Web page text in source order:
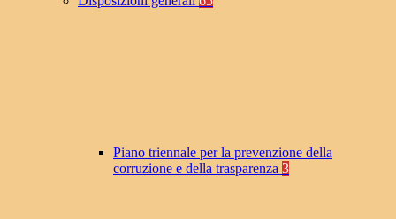
Piano triennale per la prevenzione della
corruzione e della trasparenza 3